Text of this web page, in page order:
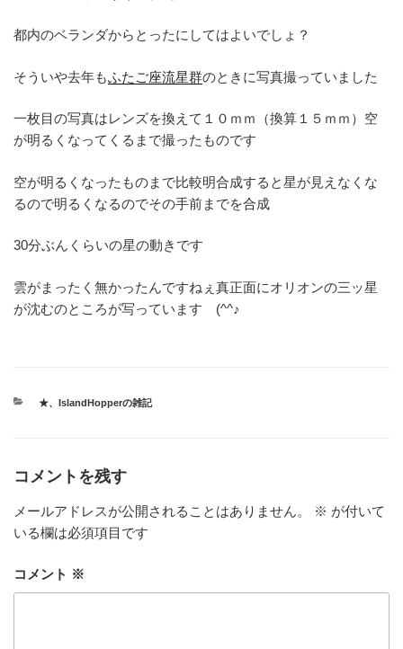
都内のベランダからとったにしてはよいでしょ？
そういや去年もふたご座流星群のときに写真撮っていました
一枚目の写真はレンズを換えて１０ｍｍ（換算１５ｍｍ）空
が明るくなってくるまで撮ったものです
空が明るくなったものまで比較明合成すると星が見えなくな
るので明るくなるのでその手前までを合成
30分ぶんくらいの星の動きです
雲がまったく無かったんですねぇ真正面にオリオンの三ッ星
が沈むのところが写っています (^^♪
カ
★、 IslandHopperの雑記
コメントを残す
メールアドレスが公開されることはありません。 ※ が付いて
いる欄は必須項目です
コメント ※